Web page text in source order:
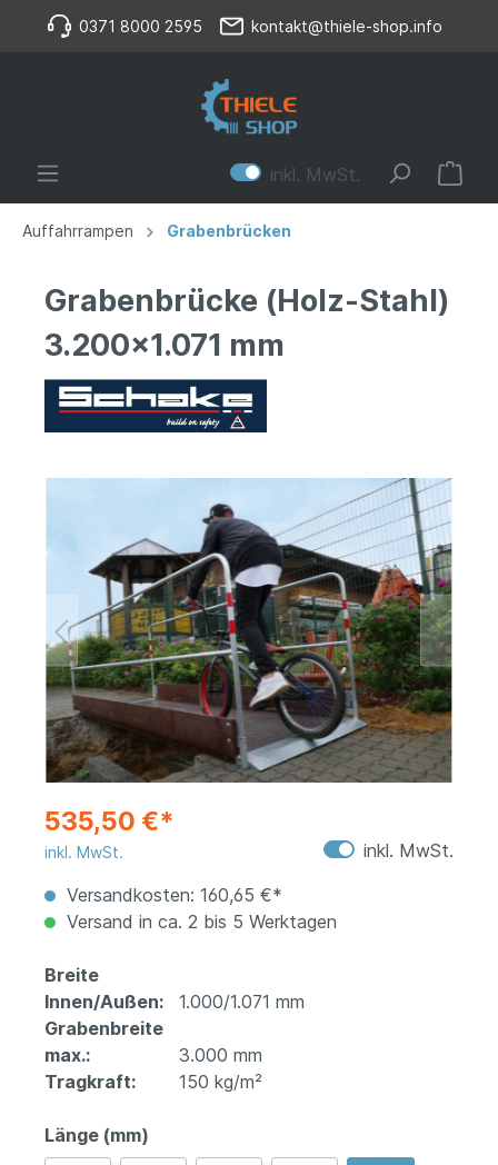
0371 8000 2595 kontakt@thiele-shop.info
inkl. MwSt.
Auffahrrampen Grabenbrücken
Grabenbrücke (Holz-Stahl)
3.200x1.071 mm
535,50 €*
inkl. MwSt.
inkl. MwSt.
Versandkosten: 160,65 €*
Versand in ca. 2 bis 5 Werktagen
Breite
Innen/Außen:
1.000/1.071 mm
Grabenbreite
max.:
3.000 mm
Tragkraft:
150 kg/m²
Länge (mm)